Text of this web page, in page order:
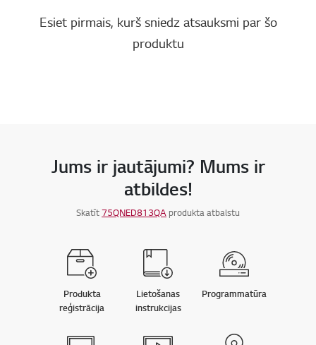
Esiet pirmais, kurš sniedz atsauksmi par šo
produktu
Jums ir jautājumi? Mums ir
atbildes!
Skatīt75QNED813QAprodukta atbalstu
Produkta
reģistrācija
Lietošanas
instrukcijas
Programmatūra